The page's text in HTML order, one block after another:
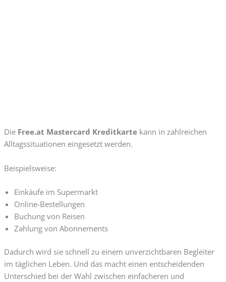
Die Free.at Mastercard Kreditkartekann in zahlreichen
Alltagssituationen eingesetzt werden.
Beispielsweise:
Einkäufe im Supermarkt
Online-Bestellungen
Buchung von Reisen
Zahlung von Abonnements
Dadurch wird sie schnell zu einem unverzichtbaren Begleiter
im täglichen Leben. Und das macht einen entscheidenden
Unterschied bei der Wahl zwischen einfacheren und